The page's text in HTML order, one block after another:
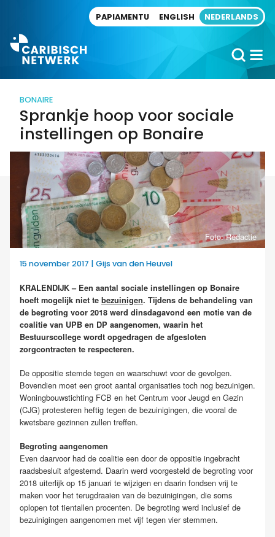
PAPIAMENTU ENGLISH NEDERLANDS
BONAIRE
Sprankje hoop voor sociale
instellingen op Bonaire
Foto: Redactie
15 november 2017 | Gijs van den Heuvel
KRALENDIJK – Een aantal sociale instellingen op Bonaire
hoeft mogelijk niet te bezuinigen. Tijdens de behandeling van
de begroting voor 2018 werd dinsdagavond een motie van de
coalitie van UPB en DP aangenomen, waarin het
Bestuurscollege wordt opgedragen de afgesloten
zorgcontracten te respecteren.
De oppositie stemde tegen en waarschuwt voor de gevolgen.
Bovendien moet een groot aantal organisaties toch nog bezuinigen.
Woningbouwstichting FCB en het Centrum voor Jeugd en Gezin
(CJG) protesteren heftig tegen de bezuinigingen, die vooral de
kwetsbare gezinnen zullen treffen.
Begroting aangenomen
Even daarvoor had de coalitie een door de oppositie ingebracht
raadsbesluit afgestemd. Daarin werd voorgesteld de begroting voor
2018 uiterlijk op 15 januari te wijzigen en daarin fondsen vrij te
maken voor het terugdraaien van de bezuinigingen, die soms
oplopen tot tientallen procenten. De begroting werd inclusief de
bezuinigingen aangenomen met vijf tegen vier stemmen.